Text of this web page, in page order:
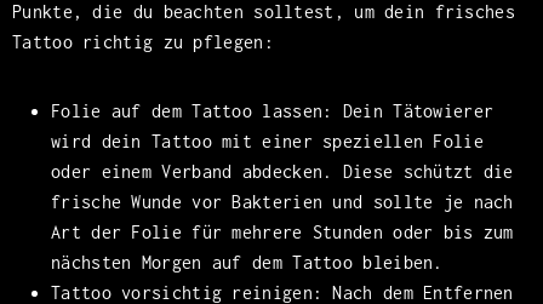
Punkte, die du beachten solltest, um dein frisches
Tattoo richtig zu pflegen:
Folie auf dem Tattoo lassen: Dein Tätowierer
wird dein Tattoo mit einer speziellen Folie
oder einem Verband abdecken. Diese schützt die
frische Wunde vor Bakterien und sollte je nach
Art der Folie für mehrere Stunden oder bis zum
nächsten Morgen auf dem Tattoo bleiben.
Tattoo vorsichtig reinigen: Nach dem Entfernen